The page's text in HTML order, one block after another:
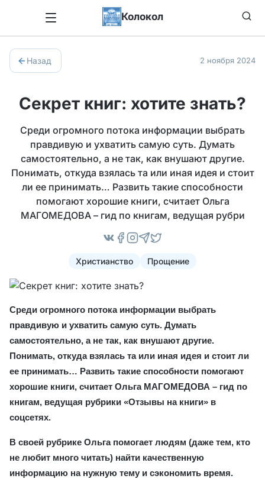
Колокол
Назад 2 ноября 2024
Секрет книг: хотите знать?
Среди огромного потока информации выбрать
правдивую и ухватить самую суть. Думать
самостоятельно, а не так, как внушают другие.
Понимать, откуда взялась та или иная идея и стоит
ли ее принимать… Развить такие способности
помогают хорошие книги, считает Ольга
МАГОМЕДОВА – гид по книгам, ведущая рубри
Христианство Прощение
Среди огромного потока информации выбрать
правдивую и ухватить самую суть. Думать
самостоятельно, а не так, как внушают другие.
Понимать, откуда взялась та или иная идея и стоит ли
ее принимать… Развить такие способности помогают
хорошие книги, считает Ольга МАГОМЕДОВА – гид по
книгам, ведущая рубрики «Отзывы на книги» в
соцсетях.
В своей рубрике Ольга помогает людям (даже тем, кто
не любит много читать) найти качественную
информацию на нужную тему и сэкономить время.